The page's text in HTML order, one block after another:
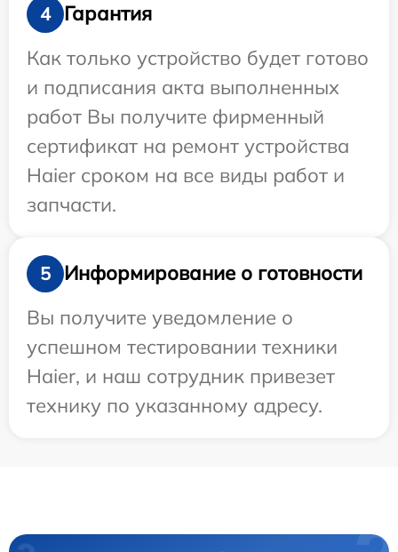
4
Гарантия
Как только устройство будет готово
и подписания акта выполненных
работ Вы получите фирменный
сертификат на ремонт устройства
Haier сроком на все виды работ и
запчасти.
5
Информирование о готовности
Вы получите уведомление о
успешном тестировании техники
Haier, и наш сотрудник привезет
технику по указанному адресу.